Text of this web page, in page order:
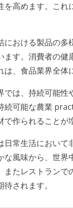
を高めます。こ
における製品の
ます。消費者の
、食品業界全体
では、持続可能
続可能な農業
で作られることが
日常生活におい
な風味から、世
またレストラン
されます。